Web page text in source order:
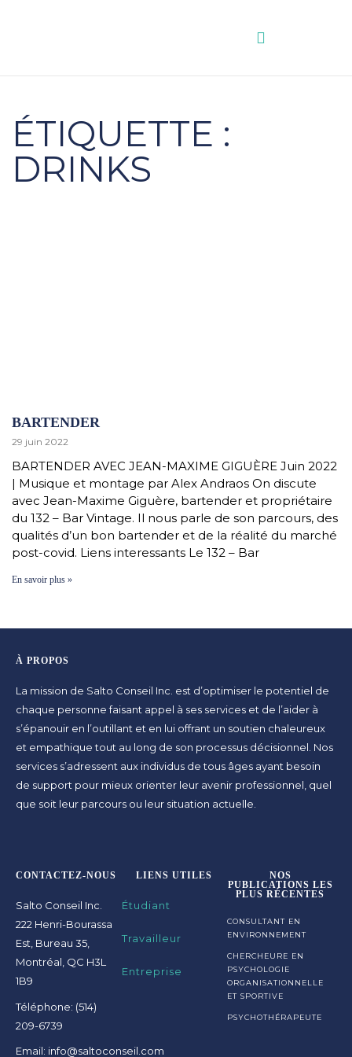
ÉTIQUETTE :
DRINKS
BARTENDER
29 juin 2022
BARTENDER AVEC JEAN-MAXIME GIGUÈRE Juin 2022
| Musique et montage par Alex Andraos On discute
avec Jean-Maxime Giguère, bartender et propriétaire
du 132 – Bar Vintage. Il nous parle de son parcours, des
qualités d’un bon bartender et de la réalité du marché
post-covid. Liens interessants Le 132 – Bar
En savoir plus »
À PROPOS
La mission de Salto Conseil Inc. est d’optimiser le potentiel de
chaque personne faisant appel à ses services et de l’aider à
s’épanouir en l’outillant et en lui offrant un soutien chaleureux
et empathique tout au long de son processus décisionnel. Nos
services s’adressent aux individus de tous âges ayant besoin
de support pour mieux orienter leur avenir professionnel, quel
que soit leur parcours ou leur situation actuelle.
CONTACTEZ-NOUS
Salto Conseil Inc.
222 Henri-Bourassa
Est, Bureau 35,
Montréal, QC H3L
1B9
Téléphone: (514)
209-6739
Email: info@saltoconseil.com
LIENS UTILES
Étudiant
Travailleur
Entreprise
NOS
PUBLICATIONS LES
PLUS RÉCENTES
CONSULTANT EN
ENVIRONNEMENT
CHERCHEURE EN
PSYCHOLOGIE
ORGANISATIONNELLE
ET SPORTIVE
PSYCHOTHÉRAPEUTE